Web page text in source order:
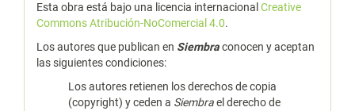
Esta obra está bajo una licencia internacional Creative
Commons Atribución-NoComercial 4.0.
Los autores que publican en Siembraconocen y aceptan
las siguientes condiciones:
Los autores retienen los derechos de copia
(copyright) y ceden a Siembrael derecho de